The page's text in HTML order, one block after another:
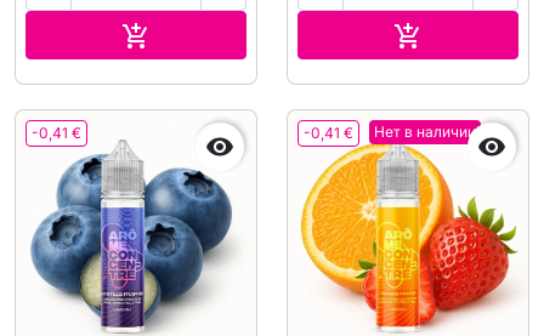
 
-0,41 €  -0,41 € Нет в наличии
